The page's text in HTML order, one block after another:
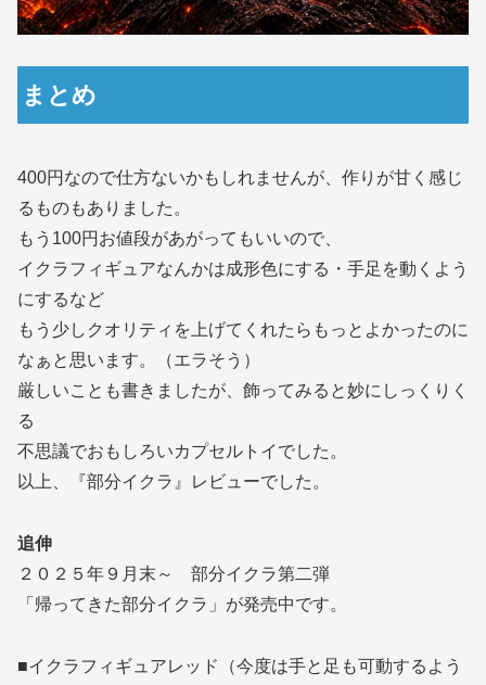
まとめ
400円なので仕方ないかもしれませんが、作りが甘く感じ
るものもありました。
もう100円お値段があがってもいいので、
イクラフィギュアなんかは成形色にする・手足を動くよう
にするなど
もう少しクオリティを上げてくれたらもっとよかったのに
なぁと思います。（エラそう）
厳しいことも書きましたが、飾ってみると妙にしっくりく
る
不思議でおもしろいカプセルトイでした。
以上、『部分イクラ』レビューでした。
追伸
２０２５年９月末～ 部分イクラ第二弾
「帰ってきた部分イクラ」が発売中です。
■イクラフィギュアレッド（今度は手と足も可動するよう